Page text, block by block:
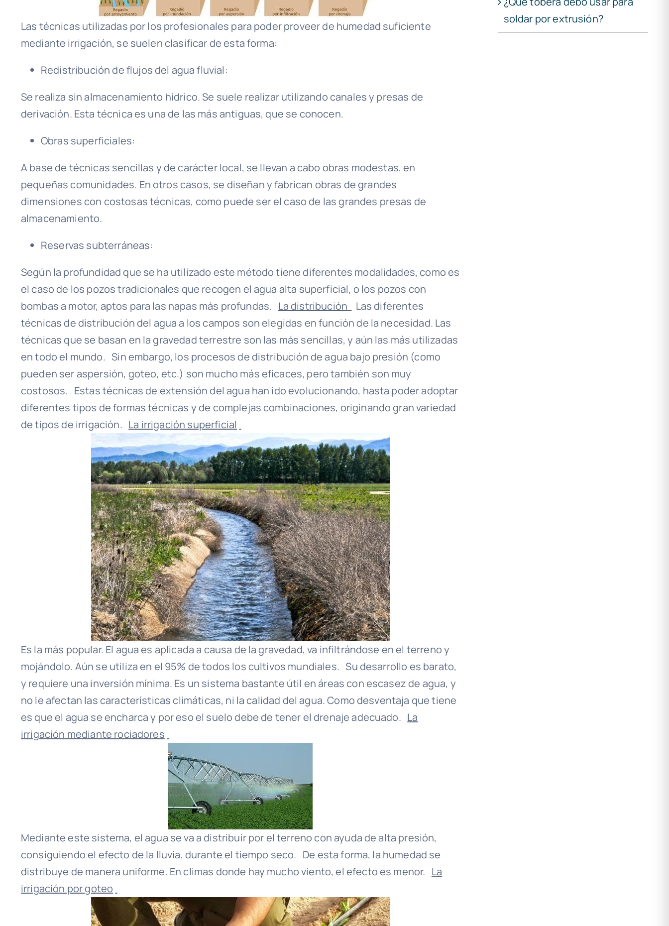
Las técnicas utilizadas por los profesionales para poder proveer de humedad suficiente
mediante irrigación, se suelen clasificar de esta forma:
Redistribución de flujos del agua fluvial:
Se realiza sin almacenamiento hídrico. Se suele realizar utilizando canales y presas de
derivación. Esta técnica es una de las más antiguas, que se conocen.
Obras superficiales:
A base de técnicas sencillas y de carácter local, se llevan a cabo obras modestas, en
pequeñas comunidades. En otros casos, se diseñan y fabrican obras de grandes
dimensiones con costosas técnicas, como puede ser el caso de las grandes presas de
almacenamiento.
Reservas subterráneas:
Según la profundidad que se ha utilizado este método tiene diferentes modalidades, como es
el caso de los pozos tradicionales que recogen el agua alta superficial, o los pozos con
bombas a motor, aptos para las napas más profundas. La distribución
Las diferentes
técnicas de distribución del agua a los campos son elegidas en función de la necesidad. Las
técnicas que se basan en la gravedad terrestre son las más sencillas, y aún las más utilizadas
en todo el mundo. Sin embargo, los procesos de distribución de agua bajo presión (como
pueden ser aspersión, goteo, etc.) son mucho más eficaces, pero también son muy
costosos. Estas técnicas de extensión del agua han ido evolucionando, hasta poder adoptar
diferentes tipos de formas técnicas y de complejas combinaciones, originando gran variedad
de tipos de irrigación. La irrigación superficial
Es la más popular. El agua es aplicada a causa de la gravedad, va infiltrándose en el terreno y
mojándolo. Aún se utiliza en el 95% de todos los cultivos mundiales. Su desarrollo es barato,
y requiere una inversión mínima. Es un sistema bastante útil en áreas con escasez de agua, y
no le afectan las características climáticas, ni la calidad del agua. Como desventaja que tiene
es que el agua se encharca y por eso el suelo debe de tener el drenaje adecuado. La
irrigación mediante rociadores
Mediante este sistema, el agua se va a distribuir por el terreno con ayuda de alta presión,
consiguiendo el efecto de la lluvia, durante el tiempo seco. De esta forma, la humedad se
distribuye de manera uniforme. En climas donde hay mucho viento, el efecto es menor. La
irrigación por goteo
soldar por extrusión?